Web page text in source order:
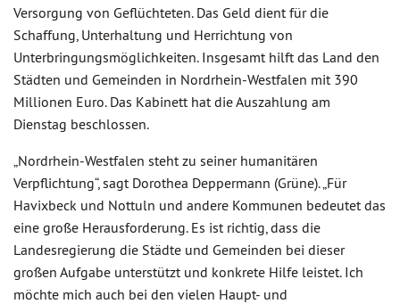
Versorgung von Geflüchteten. Das Geld dient für die
Schaffung, Unterhaltung und Herrichtung von
Unterbringungsmöglichkeiten. Insgesamt hilft das Land den
Städten und Gemeinden in Nordrhein-Westfalen mit 390
Millionen Euro. Das Kabinett hat die Auszahlung am
Dienstag beschlossen.
„Nordrhein-Westfalen steht zu seiner humanitären
Verpflichtung“, sagt Dorothea Deppermann (Grüne). „Für
Havixbeck und Nottuln und andere Kommunen bedeutet das
eine große Herausforderung. Es ist richtig, dass die
Landesregierung die Städte und Gemeinden bei dieser
großen Aufgabe unterstützt und konkrete Hilfe leistet. Ich
möchte mich auch bei den vielen Haupt- und